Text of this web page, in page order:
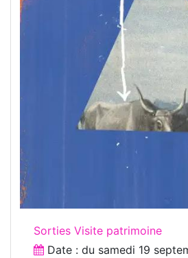
Sorties Visite patrimoine
Date : du samedi 19